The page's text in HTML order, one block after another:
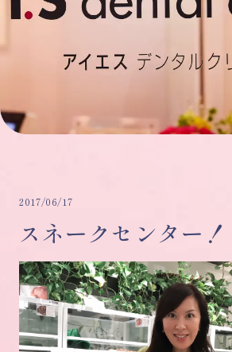
2017/06/17
スネークセンター！